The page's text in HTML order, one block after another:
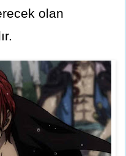
olan